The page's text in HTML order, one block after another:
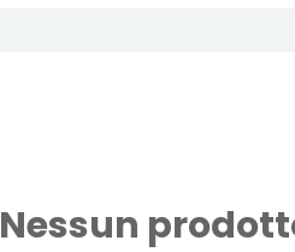
Nessun